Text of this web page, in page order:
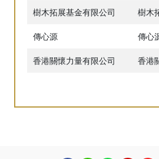
樹木拓展基金有限公司 樹木
傳心源 傳心
香港關懷力量有限公司 香港